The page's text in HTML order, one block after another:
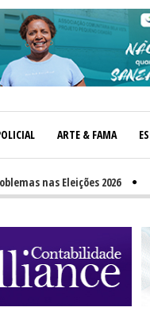
ARTE & FAMA
Eleições 2026 -